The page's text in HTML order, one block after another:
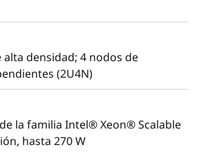
densidad
alta densidad; 4 nodos de
(2U4N)
la familia Intel® Xeon® Scalable
hasta 270 W